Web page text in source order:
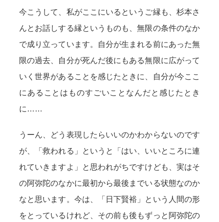
今こうして、私がここにいるというご縁も、杉本さ
んとお話しする縁というものも、無限の条件のなか
で成り立っています。自分が生まれる前にあった無
限の過去、自分が死んだ後にもある無限に広がって
いく世界があることを感じたときに、自分が今ここ
にあることはものすごいことなんだと感じたとき
に……
うーん、どう表現したらいいのかわからないのです
が、「救われる」というと「はい、いいところに連
れていきますよ」と思われがちですけども、実はそ
の阿弥陀のなかに最初から最後までいる状態なのか
なと思います。今は、「日下賢裕」という人間の形
をとっているけれど、その前も後もずっと阿弥陀の